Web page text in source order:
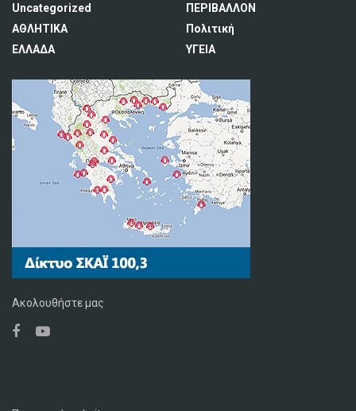
Uncategorized
ΑΘΛΗΤΙΚΑ
ΕΛΛΑΔΑ
ΠΕΡΙΒΑΛΛΟΝ
Πολιτική
ΥΓΕΙΑ
Ακολουθήστε μας